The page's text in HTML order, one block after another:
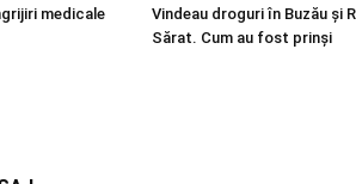
medicale
Vindeau droguri în Buzău și
Sărat. Cum au fost prinși